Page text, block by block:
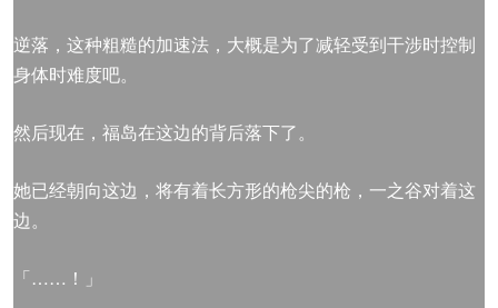
逆落，这种粗糙的加速法，大概是为了减轻受到干涉时控制
身体时难度吧。
然后现在，福岛在这边的背后落下了。
她已经朝向这边，将有着长方形的枪尖的枪，一之谷对着这
边。
「……！」